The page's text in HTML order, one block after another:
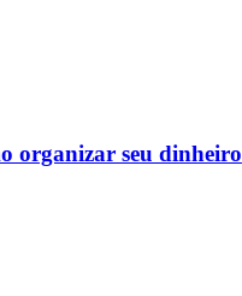
organizar seu dinheiro